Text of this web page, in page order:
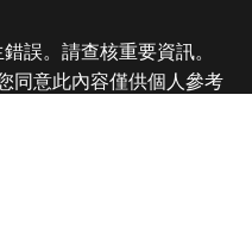
誤。請查核重要資訊。
同意此內容僅供個人參考